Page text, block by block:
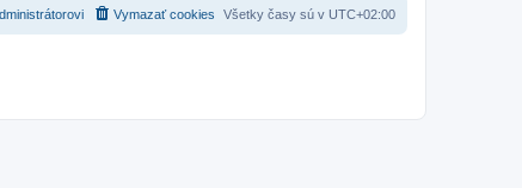
Všetky časy sú v UTC+02:00
Vymazať cookies